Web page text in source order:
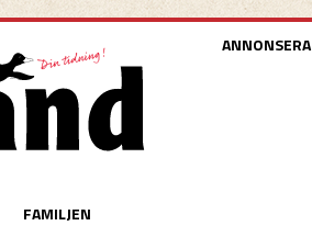
ANNONSERA
FAMILJEN